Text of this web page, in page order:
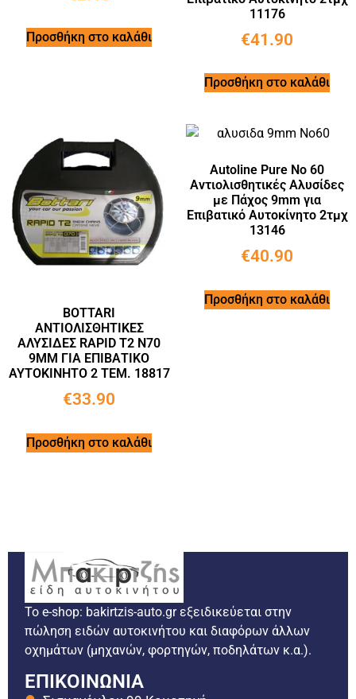
Προσθήκη στο καλάθι
11176
€41.90
Προσθήκη στο καλάθι
BOTTARI
ΑΝΤΙΟΛΙΣΘΗΤΙΚΕΣ
ΑΛΥΣΙΔΕΣ RAPID T2 Ν70
9MM ΓΙΑ ΕΠΙΒΑΤΙΚΟ
ΑΥΤΟΚΙΝΗΤΟ 2 ΤΕΜ. 18817
€33.90
Προσθήκη στο καλάθι
Autoline Pure Νo 60
Αντιολισθητικές Αλυσίδες
με Πάχος 9mm για
Επιβατικό Αυτοκίνητο 2τμχ
13146
€40.90
Προσθήκη στο καλάθι
Το e-shop: bakirtzis-auto.gr εξειδικεύεται στην
πώληση ειδών αυτοκινήτου και διαφόρων άλλων
οχημάτων (μηχανών, φορτηγών, ποδηλάτων κ.α.).
ΕΠΙΚΟΙΝΩΝΙΑ